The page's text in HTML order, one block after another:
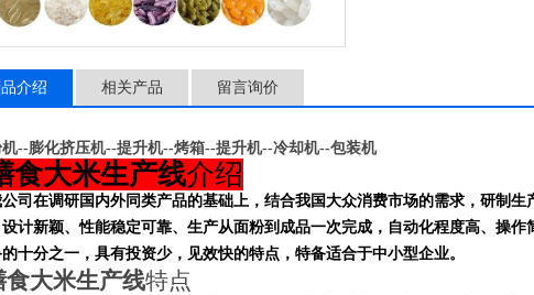
介绍 相关产品 留言询价
--膨化挤压机--提升机--烤箱--提升机--冷却机--包装机
食大米生产线介绍
司在调研国内外同类产品的基础上，结合我国大众消费市场的需求，研制
计新颖、性能稳定可靠、生产从面粉到成品一次完成，自动化程度高、操
十分之一，具有投资少，见效快的特点，特备适合于中小型企业。
大米生产线特点